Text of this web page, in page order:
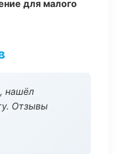
для малого
нашёл
Отзывы